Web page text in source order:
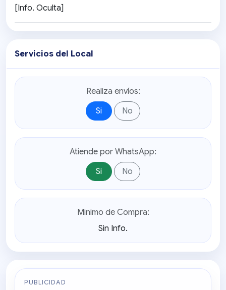
[Info. Oculta]
Servicios del Local
Realiza envíos:
Si
No
Atiende por WhatsApp:
Si
No
Minimo de Compra:
Sin Info.
PUBLICIDAD